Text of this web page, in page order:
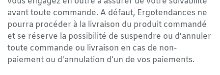
avant toute commande. A défaut, Ergotendances ne
pourra procéder à la livraison du produit commandé
et se réserve la possibilité de suspendre ou d'annuler
toute commande ou livraison en cas de non-
paiement ou d'annulation d’un de vos paiements.